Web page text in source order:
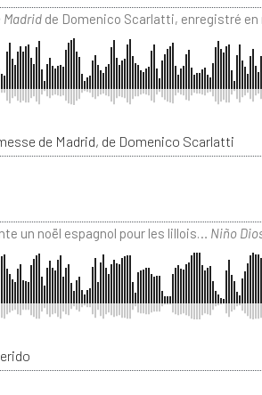
Madrid de Domenico Scarlatti, enregistré
de Madrid, de Domenico Scarlatti
un noël espagnol pour les lillois… Niño